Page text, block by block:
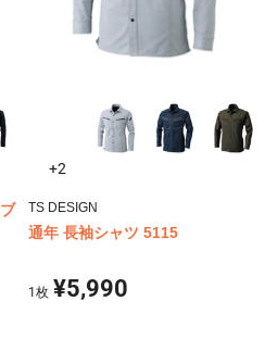
+2
TS DESIGN
通年 長袖シャツ 5115
1枚 ¥5,990